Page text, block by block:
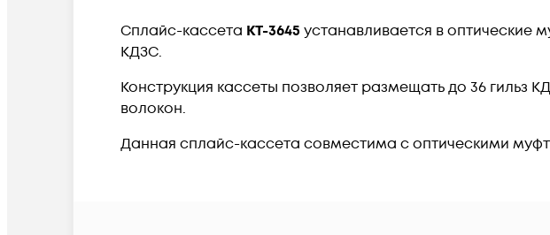
Сплайс-кассета КТ-3645 устанавливается в оптические
КДЗС.
Конструкция кассеты позволяет размещать до 36 гильз
волокон.
Данная сплайс-кассета совместима с оптическими